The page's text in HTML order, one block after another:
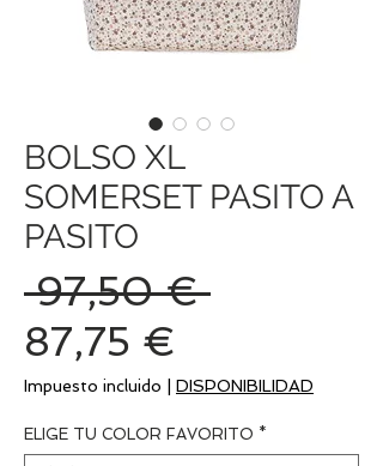
BOLSO XL
SOMERSET PASITO A
PASITO
97,50 € Precio
87,75 €
de
oferta
Impuesto incluido DISPONIBILIDAD
ELIGE TU COLOR FAVORITO *